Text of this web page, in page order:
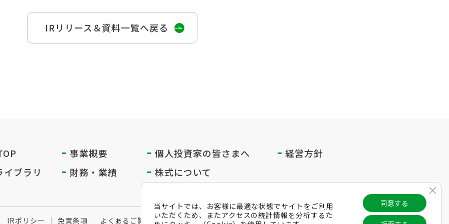
IRリリース＆資料一覧へ戻る
事業概要 個人投資家の皆さまへ
経営方針
イブラリ
財務・業績 株式について
IRポリシー 免責条項 よくあるご質問 メールマガジン
当サイトでは、お客様に最適な状態でサイトをご利用
いただくため、またアクセスの統計情報を分析するた
同意する